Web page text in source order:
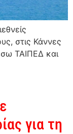
στις Κάννες
ΤΑΙΠΕΔ και
για τη